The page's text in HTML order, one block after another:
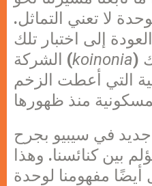
لا تعني التماثل.
إلى اختبار تلك
الشركة (koinonia) وفي تبادل تلك
التي أعطت الزخم
في سيبيو بجرح
بين كنائسنا. وهذا
أيضًا مفهومنا لوحدة